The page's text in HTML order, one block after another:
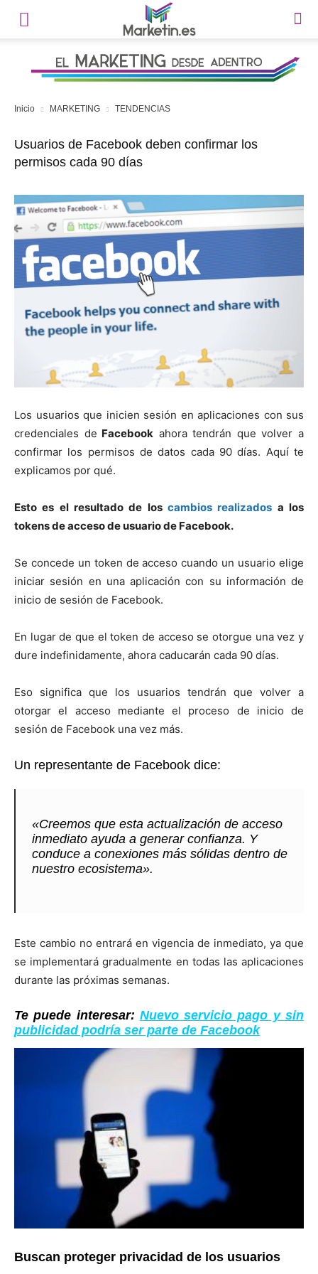
Inicio MARKETING TENDENCIAS
Usuarios de Facebook deben confirmar los
permisos cada 90 días
Los usuarios que inicien sesión en aplicaciones con sus
credenciales de Facebook ahora tendrán que volver a
confirmar los permisos de datos cada 90 días. Aquí te
explicamos por qué.
Esto es el resultado de los cambios realizados a los
tokens de acceso de usuario de Facebook.
Se concede un token de acceso cuando un usuario elige
iniciar sesión en una aplicación con su información de
inicio de sesión de Facebook.
En lugar de que el token de acceso se otorgue una vez y
dure indefinidamente, ahora caducarán cada 90 días.
Eso significa que los usuarios tendrán que volver a
otorgar el acceso mediante el proceso de inicio de
sesión de Facebook una vez más.
Un representante de Facebook dice:
«Creemos que esta actualización de acceso
inmediato ayuda a generar confianza. Y
conduce a conexiones más sólidas dentro de
nuestro ecosistema».
Este cambio no entrará en vigencia de inmediato, ya que
se implementará gradualmente en todas las aplicaciones
durante las próximas semanas.
Te puede interesar: Nuevo servicio pago y sin
publicidad podría ser parte de Facebook
Buscan proteger privacidad de los usuarios